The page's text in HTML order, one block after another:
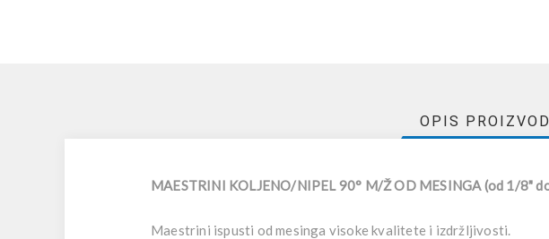
OPIS
MAESTRINI KOLJENO/NIPEL 90° M/Ž OD MESINGA (od 1/8"
Maestrini ispusti od mesinga visoke kvalitete i izdržljivosti.